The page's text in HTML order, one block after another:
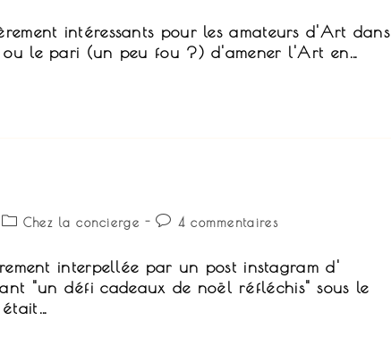
publication :
intéressants pour les amateurs d'Art dans
ou le pari (un peu fou ?) d'amener l'Art en…
Post Chez la concierge
Commentaires
publication :
4 commentaires
interpellée par un post instagram d'
"un défi cadeaux de noël réfléchis" sous le